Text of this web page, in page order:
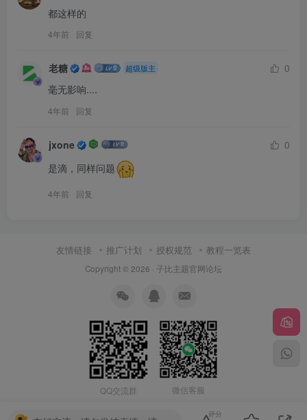
都这样的
4年前 回复
老糖 超级版主
0
毫无影响....
4年前 回复
jxone
0
是滴，同样问题
4年前 回复
友情链接 推广计划 授权规范 教程一览表
Copyright © 2026 · 子比主题官网论坛
QQ交流群 微信客服
评分